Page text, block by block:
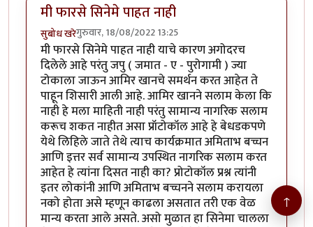
मी फारसे सिनेमे पाहत नाही
सुबोध खरेगुरुवार, 18/08/2022 13:25
मी फारसे सिनेमे पाहत नाही याचे कारण अगोदरच
दिलेले आहे परंतु जपु ( जमात - ए - पुरोगामी ) ज्या
टोकाला जाऊन आमिर खानचे समर्थन करत आहेत ते
पाहून शिसारी आली आहे. आमिर खानने सलाम केला कि
नाही हे मला माहिती नाही परंतु सामान्य नागरिक सलाम
करूच शकत नाहीत असा प्रॉटोकॉल आहे हे बेधडकपणे
येथे लिहिले जाते तेथे त्याच कार्यक्रमात अमिताभ बच्चन
आणि इत्तर सर्व सामान्य उपस्थित नागरिक सलाम करत
आहेत हे त्यांना दिसत नाही का? प्रोटोकॉल प्रश्न त्यांनी
इतर लोकांनी आणि अमिताभ बच्चनने सलाम करायला
नको होता असे म्हणून काढला असतात तरी एक वेळ
मान्य करता आले असते. असो मुळात हा सिनेमा चालला
↑